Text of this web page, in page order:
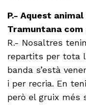
P.- Aquest
Tramuntana com
R.- Nosaltres
repartits per tota
banda s’està
i per recria. En
però el gruix més